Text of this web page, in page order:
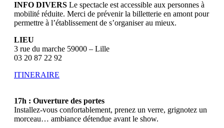
INFO DIVERS Le spectacle est accessible aux personnes à
mobilité réduite. Merci de prévenir la billetterie en amont pour
permettre à l’établissement de s’organiser au mieux.
LIEU
3 rue du marche 59000 – Lille
03 20 87 22 92
ITINERAIRE
17h : Ouverture des portes
Installez-vous confortablement, prenez un verre, grignotez un
morceau… ambiance détendue avant le show.